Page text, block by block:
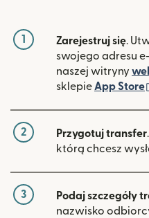
1 Zarejestruj się.
swojego adresu
naszej witryny
sklepieApp Store
2 Przygotuj transfer
którą chcesz
3 Podaj szczegóły
nazwisko